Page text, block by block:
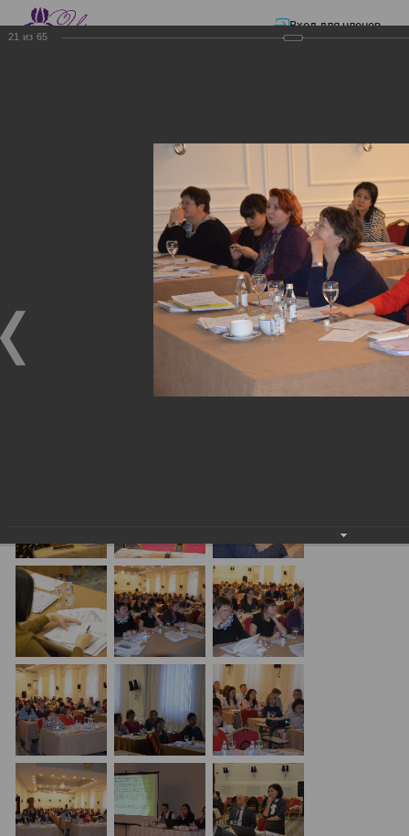
Вход для членов
Электронные счета-фактуры
Электронные счета-
Электронные счета-фактуры
Семинар "Информационная система электронных
счетов-фактур"
21 из 65